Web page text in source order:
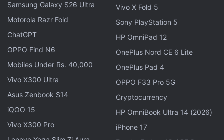
Samsung Galaxy S26 Ultra
Motorola Razr Fold
ChatGPT
OPPO Find N6
Mobiles Under Rs. 40,000
Vivo X300 Ultra
Asus Zenbook S14
iQOO 15
Vivo X300 Pro
Vivo X Fold 5
Sony PlayStation 5
HP OmniPad 12
OnePlus Nord CE 6 Lite
OnePlus Pad 4
OPPO F33 Pro 5G
Cryptocurrency
HP OmniBook Ultra 14 (2026)
iPhone 17